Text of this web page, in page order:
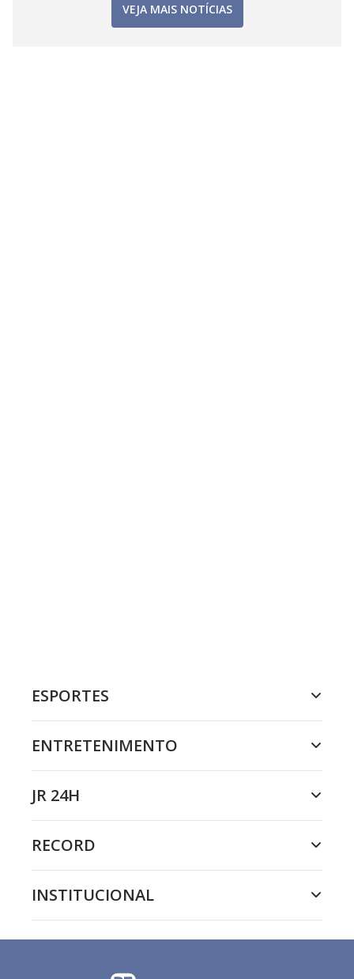
VEJA MAIS NOTÍCIAS
ESPORTES
ENTRETENIMENTO
JR 24H
RECORD
INSTITUCIONAL